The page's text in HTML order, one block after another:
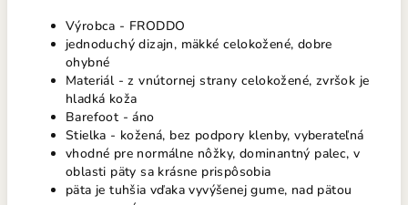
Výrobca - FRODDO
jednoduchý dizajn, mäkké celokožené, dobre
ohybné
Materiál - z vnútornej strany celokožené, zvršok je
hladká koža
Barefoot - áno
Stielka - kožená, bez podpory klenby, vyberateľná
vhodné pre normálne nôžky, dominantný palec, v
oblasti päty sa krásne prispôsobia
päta je tuhšia vďaka vyvýšenej gume, nad pätou